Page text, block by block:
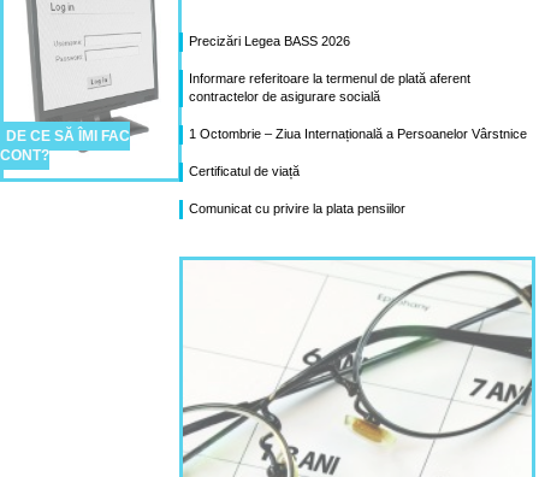
DE CE SĂ ÎMI FAC
CONT?
Precizări Legea BASS 2026
Informare referitoare la termenul de plată aferent
contractelor de asigurare socială
1 Octombrie – Ziua Internațională a Persoanelor Vârstnice
Certificatul de viață
Comunicat cu privire la plata pensiilor